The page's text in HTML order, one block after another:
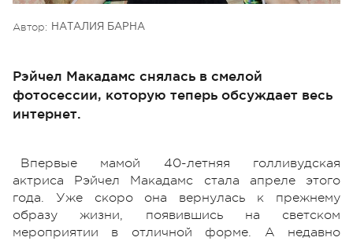
Автор: НАТАЛИЯ БАРНА
Рэйчел Макадамс снялась в смелой
фотосессии, которую теперь обсуждает весь
интернет.
Впервые мамой 40-летняя голливудская
актриса Рэйчел Макадамс стала апреле этого
года. Уже скоро она вернулась к прежнему
образу жизни, появившись на светском
мероприятии в отличной форме. А недавно